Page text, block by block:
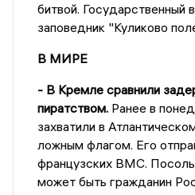
битвой. Государственный
заповедник "Куликово
В МИРЕ
- В Кремле сравнили
пиратством.Ранее в
захватили в
ложным флагом. Его
французских ВМС.
может быть гражданин